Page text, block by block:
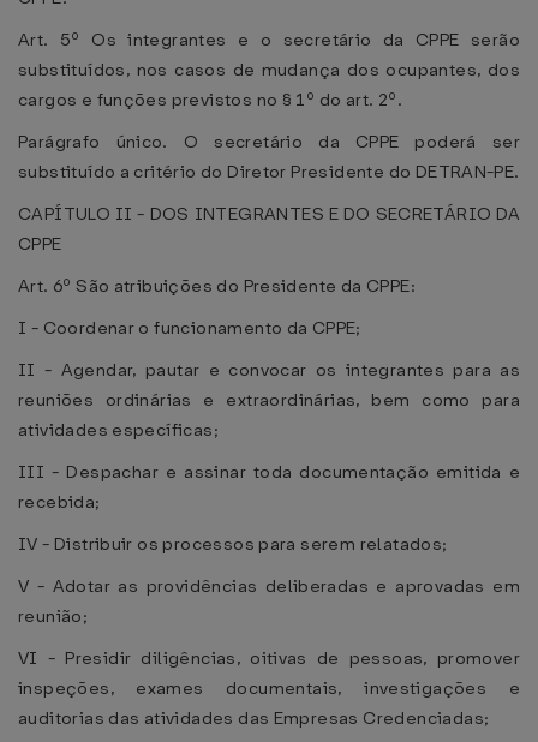
Art. 5º Os integrantes e o secretário da CPPE serão
substituídos, nos casos de mudança dos ocupantes, dos
cargos e funções previstos no § 1º do art. 2º.
Parágrafo único. O secretário da CPPE poderá ser
substituído a critério do Diretor Presidente do DETRAN-PE.
CAPÍTULO II - DOS INTEGRANTES E DO SECRETÁRIO DA
CPPE
Art. 6º São atribuições do Presidente da CPPE:
I - Coordenar o funcionamento da CPPE;
II - Agendar, pautar e convocar os integrantes para as
reuniões ordinárias e extraordinárias, bem como para
atividades específicas;
III - Despachar e assinar toda documentação emitida e
recebida;
IV - Distribuir os processos para serem relatados;
V - Adotar as providências deliberadas e aprovadas em
reunião;
VI - Presidir diligências, oitivas de pessoas, promover
inspeções, exames documentais, investigações e
auditorias das atividades das Empresas Credenciadas;